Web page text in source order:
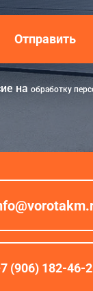
Отправить
на обработку
(906) 182-46-